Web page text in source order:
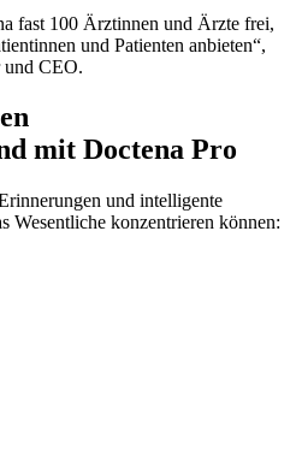
fast 100 Ärztinnen und Ärzte frei,
und Patienten anbieten“,
und CEO.
mit Doctena Pro
und intelligente
Wesentliche konzentrieren können: